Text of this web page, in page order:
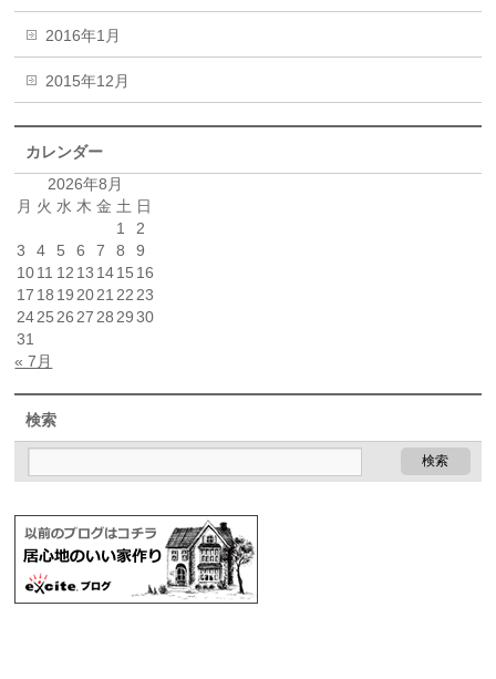
2016年1月
2015年12月
カレンダー
2026年8月
月 火 水 木 金 土 日
1
2
3
4 5 6 7 8
9
1011 12 13 1415 16
17 18 19 2021 22 23
2425 26 27 28 29 30
31
« 7月
検索